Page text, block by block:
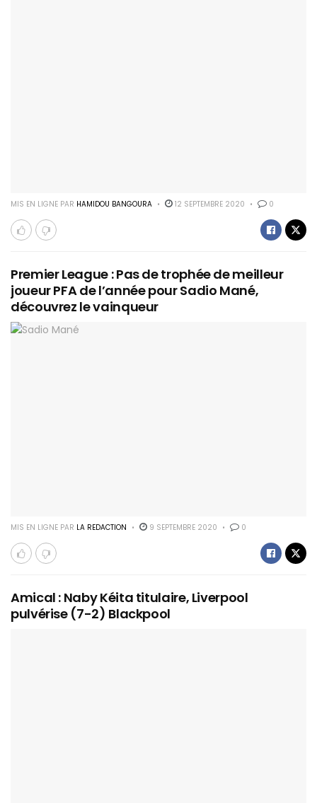
MIS EN LIGNE PAR HAMIDOU BANGOURA 12 SEPTEMBRE 2020 0
Premier League : Pas de trophée de meilleur
joueur PFA de l’année pour Sadio Mané,
découvrez le vainqueur
MIS EN LIGNE PAR LA REDACTION 9 SEPTEMBRE 2020 0
Amical : Naby Kéita titulaire, Liverpool
pulvérise (7-2) Blackpool